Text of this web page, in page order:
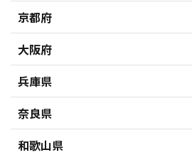
京都府
大阪府
兵庫県
奈良県
和歌山県